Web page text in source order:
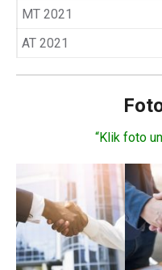
MT 2021
AT 2021
“Klik foto